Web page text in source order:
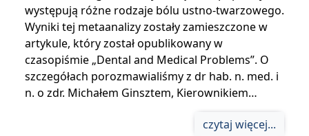
występują różne rodzaje bólu ustno-twarzowego.
Wyniki tej metaanalizy zostały zamieszczone w
artykule, który został opublikowany w
czasopiśmie „Dental and Medical Problems”. O
szczegółach porozmawialiśmy z dr hab. n. med. i
n. o zdr. Michałem Ginsztem, Kierownikiem…
czytaj więcej...